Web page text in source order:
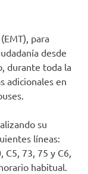
para
desde
durante toda la
adicionales en
su
líneas:
C5, 73, 75 y C6,
habitual.